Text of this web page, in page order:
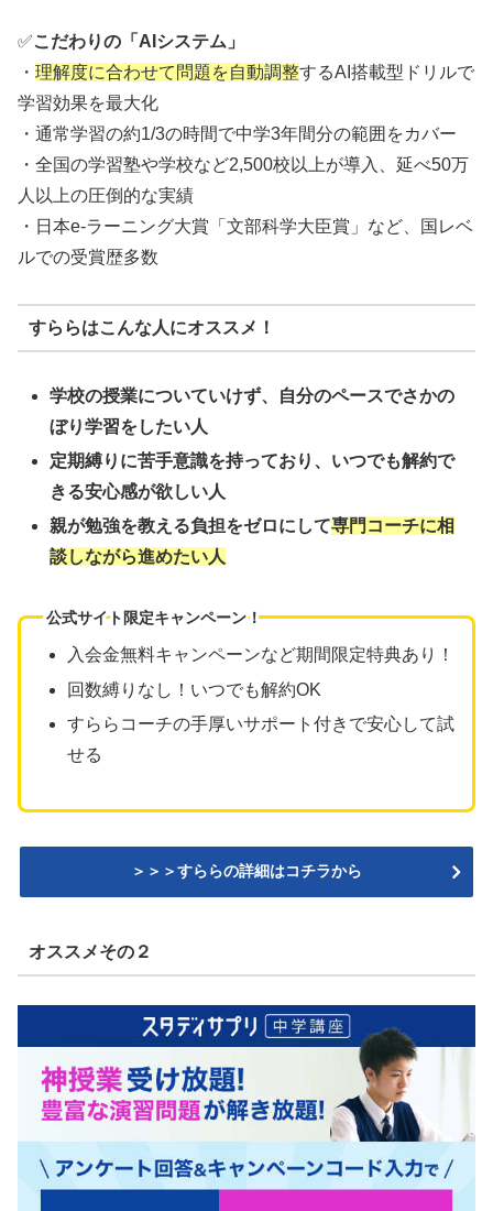
✅️こだわりの「AIシステム」
・ 理解度に合わせて問題を自動調整するAI搭載型ドリルで
学習効果を最大化
・通常学習の約1/3の時間で中学3年間分の範囲をカバー
・全国の学習塾や学校など2,500校以上が導入、延べ50万
人以上の圧倒的な実績
・日本e-ラーニング大賞「文部科学大臣賞」など、国レベ
ルでの受賞歴多数
すららはこんな人にオススメ！
学校の授業についていけず、自分のペースでさかの
ぼり学習をしたい人
定期縛りに苦手意識を持っており、いつでも解約で
きる安心感が欲しい人
親が勉強を教える負担をゼロにして専門コーチに相
談しながら進めたい人
公式サイト限定キャンペーン！
入会金無料キャンペーンなど期間限定特典あり！
回数縛りなし！いつでも解約OK
すららコーチの手厚いサポート付きで安心して試
せる
＞＞＞すららの詳細はコチラから
オススメその２